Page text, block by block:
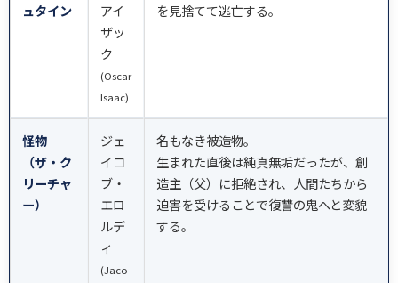
ュタイン
アイ
ザッ
ク
(Oscar
Isaac)
を見捨てて逃亡する。
怪物
（ザ・ク
リーチャ
ー）
ジェ
イコ
ブ・
エロ
ルデ
ィ
(Jaco
名もなき被造物。
生まれた直後は純真無垢だったが、創
造主（父）に拒絶され、人間たちから
迫害を受けることで復讐の鬼へと変貌
する。